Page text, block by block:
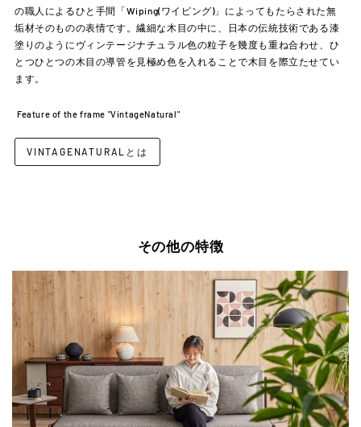
の職人によるひと手間「Wiping(ワイピング)」によってもたらされた無
垢材そのものの表情です。繊細な木目の中に、日本の伝統技術である漆
塗りのようにヴィンテージナチュラル色の粒子を幾度も重ね合わせ、ひ
とつひとつの木目の導管を見極め色を入れることで木目を際立たせてい
ます。
Feature of the frame "VintageNatural"
VINTAGENATURALとは
その他の特徴